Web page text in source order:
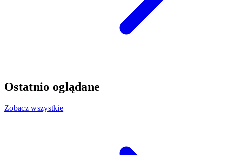
Ostatnio oglądane
Zobacz wszystkie